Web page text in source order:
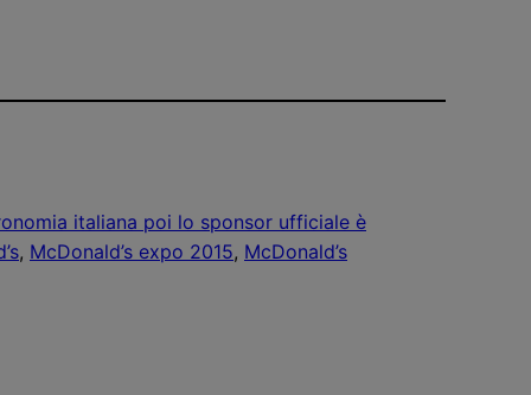
italiana poi lo sponsor ufficiale è
, McDonald’s expo 2015, McDonald’s